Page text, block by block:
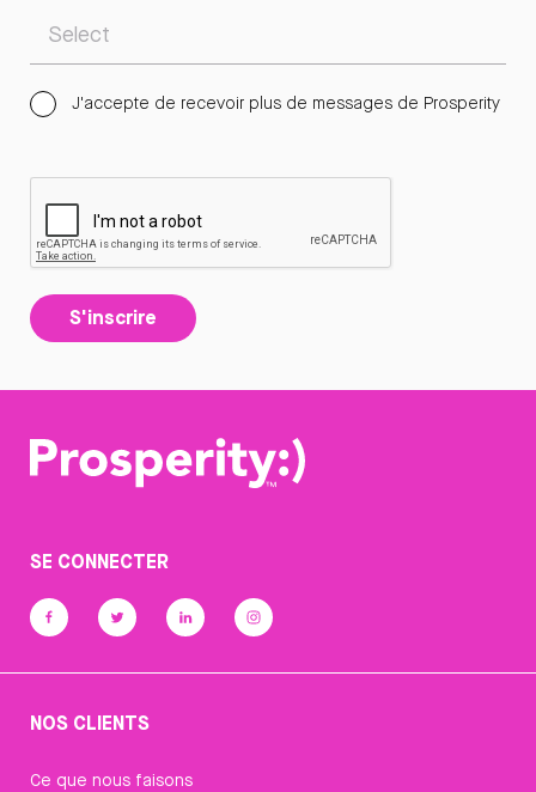
J'accepte de recevoir plus de messages de Prosperity
S'inscrire
SE CONNECTER
NOS CLIENTS
Ce que nous faisons